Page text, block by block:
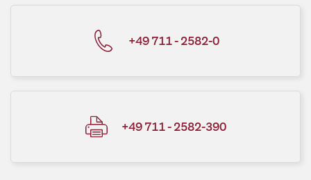
+49 711 - 2582-0
+49 711 - 2582-390